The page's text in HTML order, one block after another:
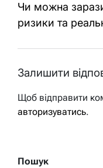
Чи можна
ризики та
Залишити
Щоб відправити
авторизуватись.
Пошук